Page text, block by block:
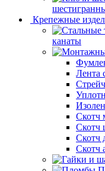
Крепежные
канаты
Лента
Скотч
Скотч
Скотч
Скотч